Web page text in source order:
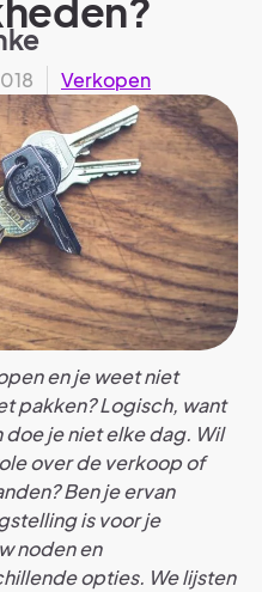
Verkopen
en je weet niet
pakken? Logisch, want
je niet elke dag. Wil
over de verkoop of
Ben je ervan
is voor je
noden en
opties. We lijsten